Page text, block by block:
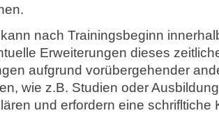
nach Trainingsbeginn
Erweiterungen dieses
aufgrund vorübergehender
wie z.B. Studien oder
und erfordern eine schrifltiche